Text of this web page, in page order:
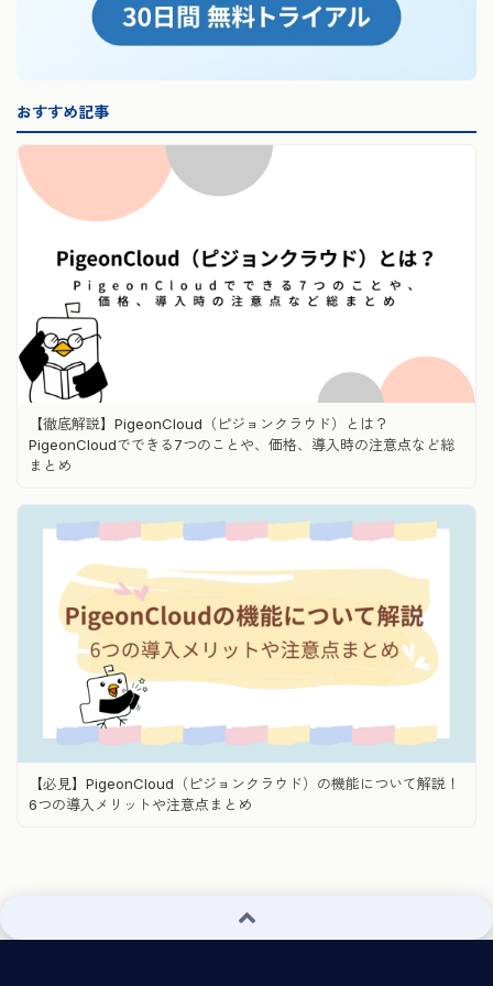
おすすめ記事
【徹底解説】PigeonCloud（ピジョンクラウド）とは？
PigeonCloudでできる7つのことや、価格、導入時の注意点など総
まとめ
【必見】PigeonCloud（ピジョンクラウド）の機能について解説！
6つの導入メリットや注意点まとめ